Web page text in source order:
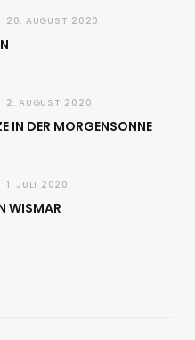
20. AUGUST 2020
2. AUGUST 2020
IN DER MORGENSONNE
1. JULI 2020
WISMAR